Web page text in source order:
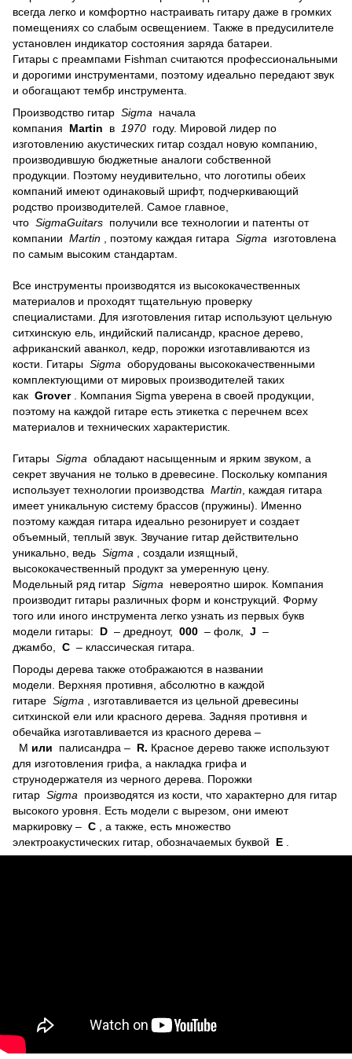
всегда легко и комфортно настраивать гитару даже в громких
помещениях со слабым освещением. Также в предусилителе
установлен индикатор состояния заряда батареи.
Гитары с преампами Fishman считаются профессиональными
и дорогими инструментами, поэтому идеально передают звук
и обогащают тембр инструмента.
Производство гитар Sigma начала
компания Martin в 1970 году. Мировой лидер по
изготовлению акустических гитар создал новую компанию,
производившую бюджетные аналоги собственной
продукции. Поэтому неудивительно, что логотипы обеих
компаний имеют одинаковый шрифт, подчеркивающий
родство производителей. Самое главное,
что SigmaGuitars получили все технологии и патенты от
компании Martin , поэтому каждая гитара Sigma изготовлена
по самым высоким стандартам.
Все инструменты производятся из высококачественных
материалов и проходят тщательную проверку
специалистами. Для изготовления гитар используют цельную
ситхинскую ель, индийский палисандр, красное дерево,
африканский аванкол, кедр, порожки изготавливаются из
кости. Гитары Sigma оборудованы высококачественными
комплектующими от мировых производителей таких
как Grover. Компания Sigma уверена в своей продукции,
поэтому на каждой гитаре есть этикетка с перечнем всех
материалов и технических характеристик.
Гитары Sigma обладают насыщенным и ярким звуком, а
секрет звучания не только в древесине. Поскольку компания
использует технологии производства Martin , каждая гитара
имеет уникальную систему брассов (пружины). Именно
поэтому каждая гитара идеально резонирует и создает
объемный, теплый звук. Звучание гитар действительно
уникально, ведь Sigma , создали изящный,
высококачественный продукт за умеренную цену.
Модельный ряд гитар Sigma невероятно широк. Компания
производит гитары различных форм и конструкций. Форму
того или иного инструмента легко узнать из первых букв
модели гитары: D – дредноут, 000 – фолк, J –
джамбо, C – классическая гитара.
Породы дерева также отображаются в названии
модели. Верхняя противня, абсолютно в каждой
гитаре Sigma , изготавливается из цельной древесины
ситхинской ели или красного дерева. Задняя противня и
обечайка изготавливается из красного дерева –
М или палисандра – R. Красное дерево также используют
для изготовления грифа, а накладка грифа и
струнодержателя из черного дерева. Порожки
гитар Sigma производятся из кости, что характерно для гитар
высокого уровня. Есть модели с вырезом, они имеют
маркировку – С , а также, есть множество
электроакустических гитар, обозначаемых буквой Е .